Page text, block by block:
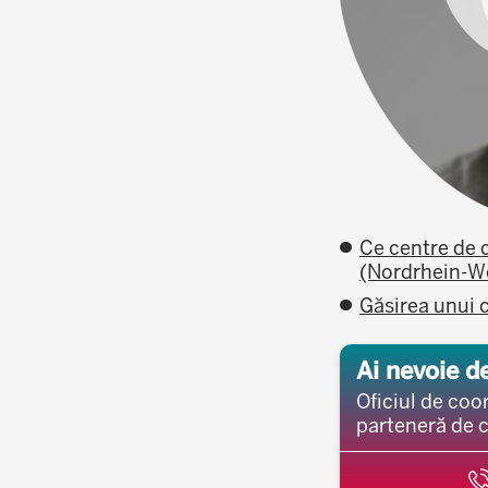
Ce centre de
(Nordrhein-
Găsirea unui
Ai nevoie
Oficiul de
parteneră de